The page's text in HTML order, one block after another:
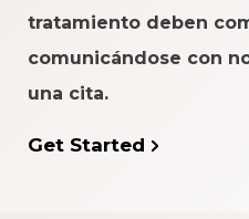
tratamiento deben
comunicándose con
una cita.
Get Started